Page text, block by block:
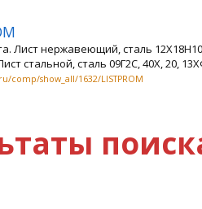
Лист нержавеющий, сталь
стальной, сталь 09Г2С, 40Х, 20,
comp/show_all/1632/LISTPROM